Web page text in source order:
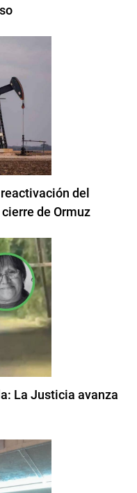
del
de Ormuz
La Justicia avanza